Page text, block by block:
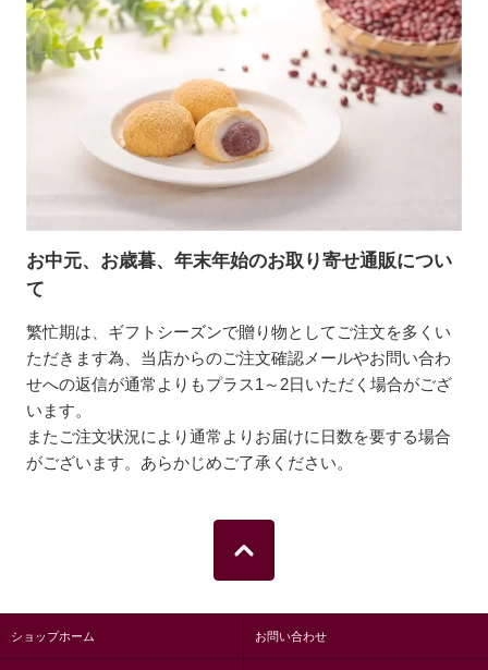
お中元、お歳暮、年末年始のお取り寄せ通販につい
て
繁忙期は、ギフトシーズンで贈り物としてご注文を多くい
ただきます為、当店からのご注文確認メールやお問い合わ
せへの返信が通常よりもプラス1～2日いただく場合がござ
います。
またご注文状況により通常よりお届けに日数を要する場合
がございます。あらかじめご了承ください。
ショップホーム お問い合わせ